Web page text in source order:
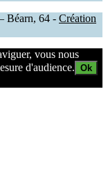
Béarn, 64 - Création
vous nous
d'audience. Ok